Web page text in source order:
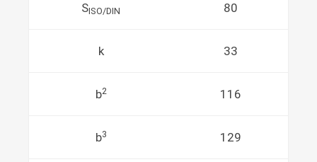
SISO/DIN 80
k 33
b2 116
b3 129